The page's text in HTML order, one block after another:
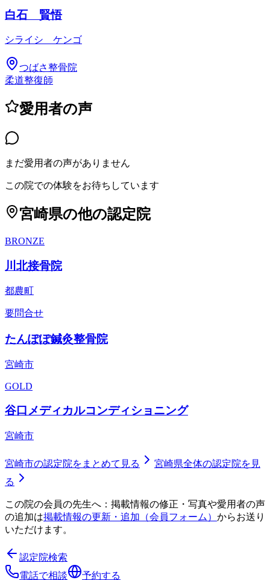
白石 賢悟
シライシ ケンゴ
つばさ整骨院
柔道整復師
愛用者の声
まだ愛用者の声がありません
この院での体験をお待ちしています
宮崎県の他の認定院
BRONZE
川北接骨院
都農町
要問合せ
たんぽぽ鍼灸整骨院
宮崎市
GOLD
谷口メディカルコンディショニング
宮崎市
宮崎市の認定院をまとめて見る 宮崎県全体の認定院を見
る
この院の会員の先生へ：掲載情報の修正・写真や愛用者の声
の追加は掲載情報の更新・追加（会員フォーム） からお送り
いただけます。
認定院検索
電話で相談
予約する